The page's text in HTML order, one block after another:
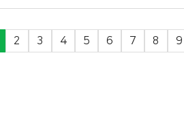
2 3 4 5 6 7 8 9